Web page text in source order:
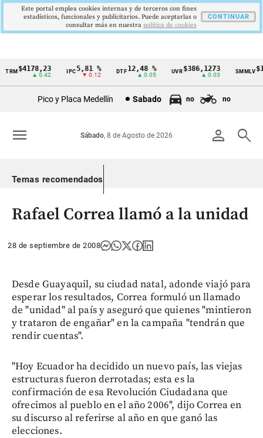
Cintillo
Colombia
$4178,23
▲ 0.42
5,81 %
▼ 0.12
12,48 %
▲ 0.05
UVR$386,1273
▲ 0.03
SMMLV
Pico y Placa Medellín Sabado no no
person search
Sábado, 8 de Agosto de 2026
menu
Temas recomendados
Rafael Correa llamó a la unidad
28 de septiembre de 2008
Desde Guayaquil, su ciudad natal, adonde viajó para
esperar los resultados, Correa formuló un llamado
de "unidad" al país y aseguró que quienes "mintieron
y trataron de engañar" en la campaña "tendrán que
rendir cuentas".
"Hoy Ecuador ha decidido un nuevo país, las viejas
estructuras fueron derrotadas; esta es la
confirmación de esa Revolución Ciudadana que
ofrecimos al pueblo en el año 2006", dijo Correa en
su discurso al referirse al año en que ganó las
elecciones.
Este portal emplea cookies internas y de terceros con fines
estadísticos, funcionales y publicitarios. Puede aceptarlas o
consultar más en nuestra politica de cookies
CONTINUAR